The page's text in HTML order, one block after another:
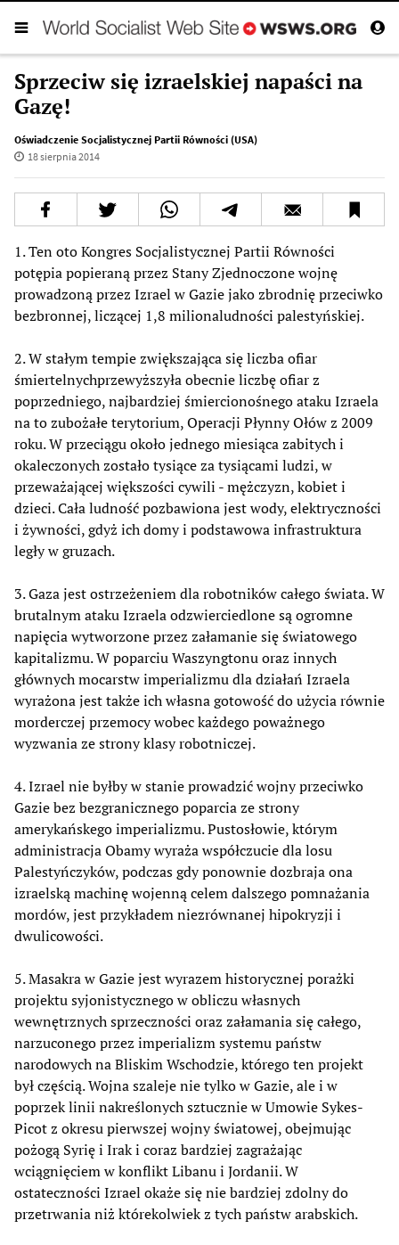
Sprzeciw się izraelskiej napaści na
Gazę!
Oświadczenie Socjalistycznej Partii Równości (USA)
18 sierpnia 2014
1. Ten oto Kongres Socjalistycznej Partii Równości
potępia popieraną przez Stany Zjednoczone wojnę
prowadzoną przez Izrael w Gazie jako zbrodnię przeciwko
bezbronnej, liczącej 1,8 milionaludności palestyńskiej.
2. W stałym tempie zwiększająca się liczba ofiar
śmiertelnychprzewyższyła obecnie liczbę ofiar z
poprzedniego, najbardziej śmiercionośnego ataku Izraela
na to zubożałe terytorium, Operacji Płynny Ołów z 2009
roku. W przeciągu około jednego miesiąca zabitych i
okaleczonych zostało tysiące za tysiącami ludzi, w
przeważającej większości cywili - mężczyzn, kobiet i
dzieci. Cała ludność pozbawiona jest wody, elektryczności
i żywności, gdyż ich domy i podstawowa infrastruktura
legły w gruzach.
3. Gaza jest ostrzeżeniem dla robotników całego świata. W
brutalnym ataku Izraela odzwierciedlone są ogromne
napięcia wytworzone przez załamanie się światowego
kapitalizmu. W poparciu Waszyngtonu oraz innych
głównych mocarstw imperializmu dla działań Izraela
wyrażona jest także ich własna gotowość do użycia równie
morderczej przemocy wobec każdego poważnego
wyzwania ze strony klasy robotniczej.
4. Izrael nie byłby w stanie prowadzić wojny przeciwko
Gazie bez bezgranicznego poparcia ze strony
amerykańskego imperializmu. Pustosłowie, którym
administracja Obamy wyraża współczucie dla losu
Palestyńczyków, podczas gdy ponownie dozbraja ona
izraelską machinę wojenną celem dalszego pomnażania
mordów, jest przykładem niezrównanej hipokryzji i
dwulicowości.
5. Masakra w Gazie jest wyrazem historycznej porażki
projektu syjonistycznego w obliczu własnych
wewnętrznych sprzeczności oraz załamania się całego,
narzuconego przez imperializm systemu państw
narodowych na Bliskim Wschodzie, którego ten projekt
był częścią. Wojna szaleje nie tylko w Gazie, ale i w
poprzek linii nakreślonych sztucznie w Umowie Sykes-
Picot z okresu pierwszej wojny światowej, obejmując
pożogą Syrię i Irak i coraz bardziej zagrażając
wciągnięciem w konflikt Libanu i Jordanii. W
ostateczności Izrael okaże się nie bardziej zdolny do
przetrwania niż którekolwiek z tych państw arabskich.